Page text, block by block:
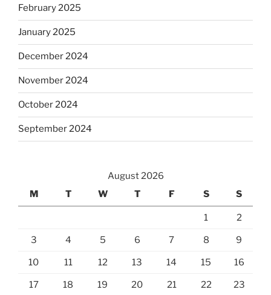
February 2025
January 2025
December 2024
November 2024
October 2024
September 2024
August 2026
M
T W T F S S
1 2
3 4 5 6 7 8 9
10 11 12 13 14 15 16
17 18 19 20 21 22 23